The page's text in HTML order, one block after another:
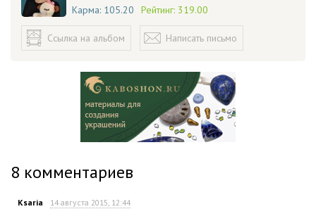
Карма: 105.20 Рейтинг: 319.00
Ссылка на альбом Написать письмо
8 комментариев
Ksaria 14 августа 2015, 12:44